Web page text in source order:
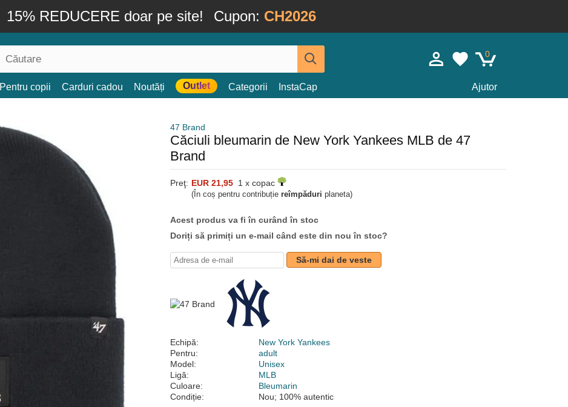
15% REDUCERE doar pe site! Cupon: CH2026
0
Pentru copii Carduri cadou Noutăți Outlet Categorii InstaCap Ajutor
47 Brand
Căciuli bleumarin de New York Yankees MLB de 47
Brand
Preţ: EUR 21,95 1 x copac
(În coș pentru contribuție reîmpăduri planeta)
Acest produs va fi în curând în stoc
Doriți să primiți un e-mail când este din nou în stoc?
Să-mi dai de veste
Echipă:
New York Yankees
Pentru:
adult
Model:
Unisex
Ligă:
MLB
Culoare:
Bleumarin
Condiție:
Nou; 100% autentic